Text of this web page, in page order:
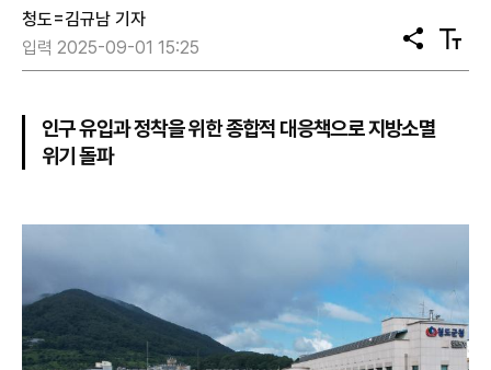
청도=김규남 기자
입력 2025-09-01 15:25
공
유
텍
스
인구 유입과 정착을 위한 종합적 대응책으로 지방소멸
위기 돌파